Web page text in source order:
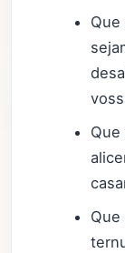
Que
Que